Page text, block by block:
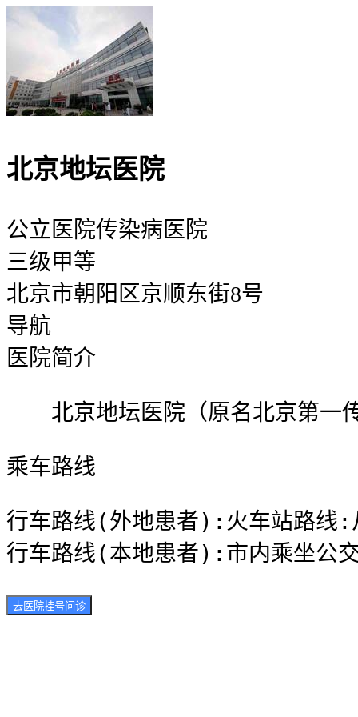
北京地坛医院
公立医院传染病医院
三级甲等
北京市朝阳区京顺东街8号
导航
医院简介
北京地坛医院（原名北京第一传
乘车路线
行车路线(外地患者):火车站路线
行车路线(本地患者):市内乘坐公
去医院挂号问诊